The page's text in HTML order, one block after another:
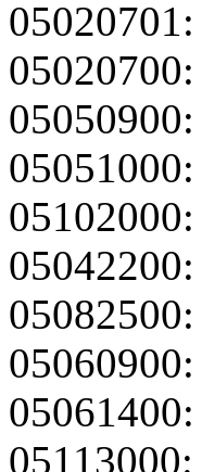
05020701:
05020700:
05050900:
05051000:
05102000:
05042200:
05082500:
05060900:
05061400:
05113000: